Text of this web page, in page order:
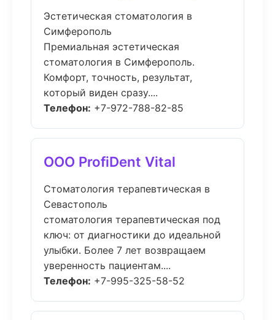
Эстетическая стоматология в
Симферополь
Премиальная эстетическая
стоматология в Симферополь.
Комфорт, точность, результат,
который виден сразу....
Телефон: +7-972-788-82-85
ООО ProfiDent Vital
Стоматология терапевтическая в
Севастополь
стоматология терапевтическая под
ключ: от диагностики до идеальной
улыбки. Более 7 лет возвращаем
уверенность пациентам....
Телефон: +7-995-325-58-52